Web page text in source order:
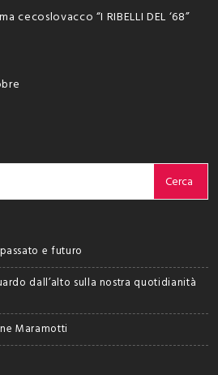
cecoslovacco “I RIBELLI DEL ‘68”
e futuro
dall’alto sulla nostra quotidianità
Maramotti